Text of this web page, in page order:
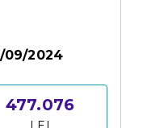
09/2024
477.076